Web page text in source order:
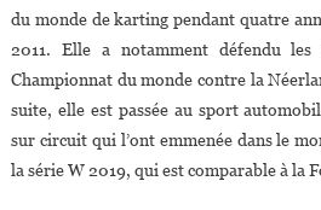
du monde de karting pendant quatre
2011. Elle a notamment défendu les
Championnat du monde contre la
suite, elle est passée au sport
sur circuit qui l’ont emmenée dans le
la série W 2019, qui est comparable à la